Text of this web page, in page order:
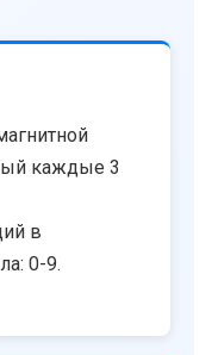
каждые 3
в
0-9.